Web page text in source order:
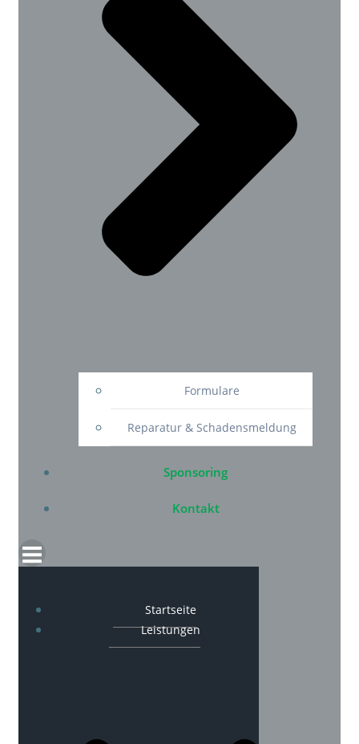
Formulare
Reparatur & Schadensmeldung
Sponsoring
Kontakt
Startseite
Leistungen